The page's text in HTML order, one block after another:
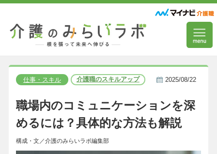
仕事・スキル 介護職のスキルアップ 2025/08/22
職場内のコミュニケーションを深
めるには？具体的な方法も解説
構成・文／介護のみらいラボ編集部